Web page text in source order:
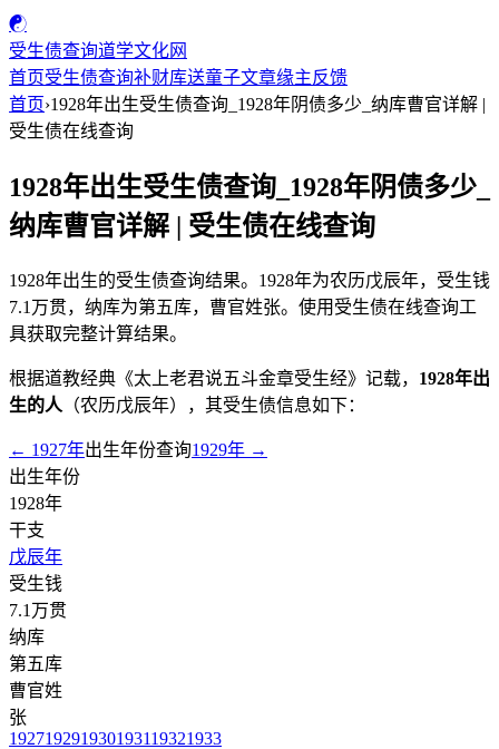
☯
受生债查询道学文化网
首页受生债查询补财库送童子文章缘主反馈
首页›1928年出生受生债查询_1928年阴债多少_纳库曹官详解 |
受生债在线查询
1928年出生受生债查询_1928年阴债多少_
纳库曹官详解 | 受生债在线查询
1928年出生的受生债查询结果。1928年为农历戊辰年，受生钱
7.1万贯，纳库为第五库，曹官姓张。使用受生债在线查询工
具获取完整计算结果。
根据道教经典《太上老君说五斗金章受生经》记载， 1928年出
生的人 （农历戊辰年），其受生债信息如下：
← 1927年出生年份查询1929年 →
出生年份
1928年
干支
戊辰年
受生钱
7.1万贯
纳库
第五库
曹官姓
张
192719291930193119321933